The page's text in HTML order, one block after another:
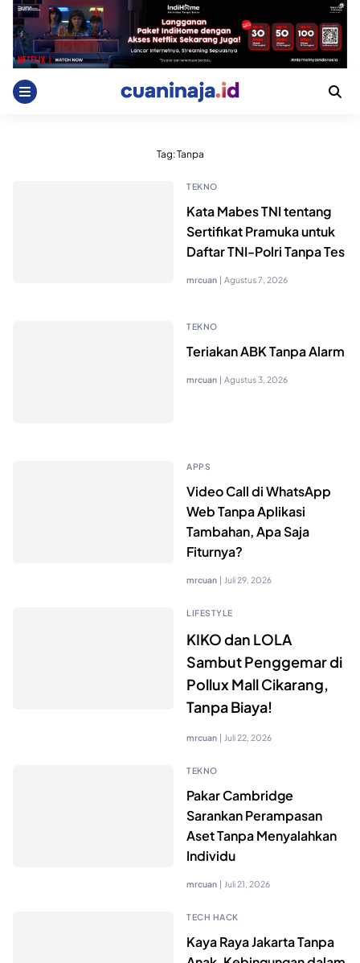
Skip
content
Tag:Tanpa
TEKNO
Kata Mabes TNI tentang
Sertifikat Pramuka untuk
Daftar TNI-Polri Tanpa Tes
mrcuan | Agustus 7, 2026
TEKNO
Teriakan ABK Tanpa Alarm
mrcuan | Agustus 3, 2026
APPS
Video Call di WhatsApp
Web Tanpa Aplikasi
Tambahan, Apa Saja
Fiturnya?
mrcuan | Juli 29, 2026
LIFESTYLE
KIKO dan LOLA
Sambut Penggemar di
Pollux Mall Cikarang,
Tanpa Biaya!
mrcuan | Juli 22, 2026
TEKNO
Pakar Cambridge
Sarankan Perampasan
Aset Tanpa Menyalahkan
Individu
mrcuan | Juli 21, 2026
TECH HACK
Kaya Raya Jakarta Tanpa